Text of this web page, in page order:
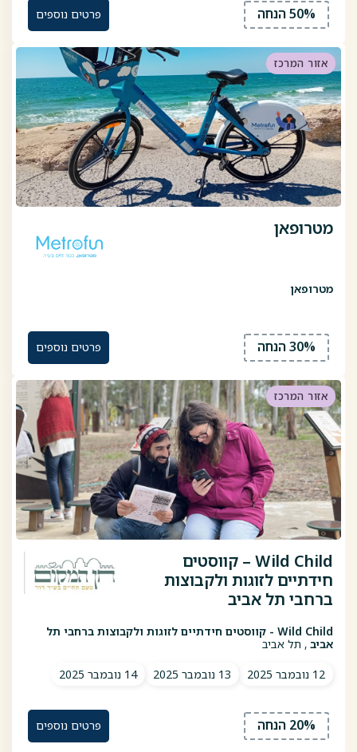
50% הנחה פרטים נוספים
אזור המרכז
מטרופאן
מטרופאן
30% הנחה פרטים נוספים
אזור המרכז
Wild Child – קווסטים
חידתיים לזוגות ולקבוצות
ברחבי תל אביב
Wild Child - קווסטים חידתיים לזוגות ולקבוצות ברחבי תל
אביב , תל אביב
12 נובמבר 2025
13 נובמבר 2025 14 נובמבר 2025
20% הנחה פרטים נוספים